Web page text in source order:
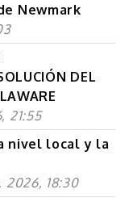
Newmark
DEL
21:55
nivel local y la
2026, 18:30